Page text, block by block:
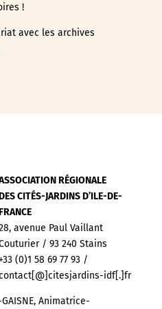
!
avec les archives
RÉGIONALE
CITÉS-JARDINS D’ILE-DE-
avenue Paul Vaillant
/ 93 240 Stains
(0)1 58 69 77 93 /
idf[.]fr
Animatrice-